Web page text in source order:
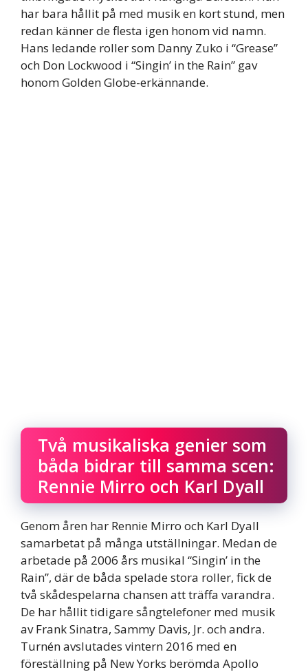
har bara hållit på med musik en kort stund, men
redan känner de flesta igen honom vid namn.
Hans ledande roller som Danny Zuko i “Grease”
och Don Lockwood i “Singin’ in the Rain” gav
honom Golden Globe-erkännande.
Två musikaliska genier som
båda bidrar till samma scen:
Rennie Mirro och Karl Dyall
Genom åren har Rennie Mirro och Karl Dyall
samarbetat på många utställningar. Medan de
arbetade på 2006 års musikal “Singin’ in the
Rain”, där de båda spelade stora roller, fick de
två skådespelarna chansen att träffa varandra.
De har hållit tidigare sångtelefoner med musik
av Frank Sinatra, Sammy Davis, Jr. och andra.
Turnén avslutades vintern 2016 med en
föreställning på New Yorks berömda Apollo